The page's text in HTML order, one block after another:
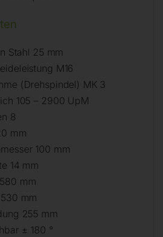
Stahl 25 mm
M16
(Drehspindel) MK 3
105 – 2900 UpM
8
mm
100 mm
14 mm
mm
mm
255 mm
± 180 °